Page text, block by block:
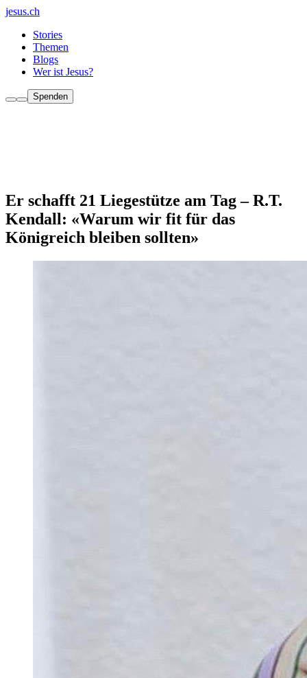
jesus.ch
Stories
Themen
Blogs
Wer ist Jesus?
Spenden
Er schafft 21 Liegestütze am Tag – R.T.
Kendall: «Warum wir fit für das
Königreich bleiben sollten»